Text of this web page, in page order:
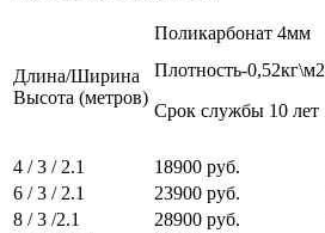
Длина/Ширина
Высота (метров)
Поликарбонат 4мм
Плотность-0,52кг\м2
Срок службы 10 лет
4 / 3 / 2.1 18900 руб.
6 / 3 / 2.1
23900 руб.
8 / 3 /2.1
28900 руб.